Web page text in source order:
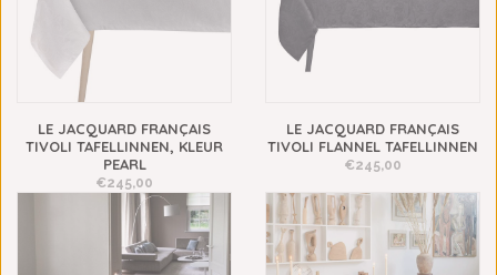
LE JACQUARD FRANÇAIS
TIVOLI TAFELLINNEN, KLEUR
PEARL
€245,00
LE JACQUARD FRANÇAIS
TIVOLI FLANNEL TAFELLINNEN
€245,00